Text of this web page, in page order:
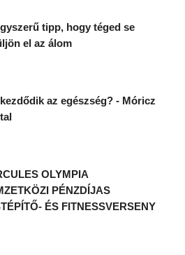
tipp, hogy téged se
el az álom
az egészség? - Móricz
OLYMPIA
PÉNZDÍJAS
ÉS FITNESSVERSENY